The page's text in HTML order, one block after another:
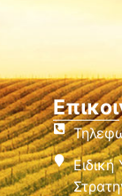
Ειδική